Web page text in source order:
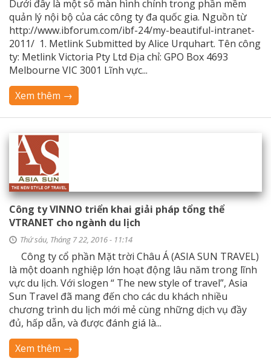
Dưới đây là một số màn hình chính trong phần mềm
quản lý nội bộ của các công ty đa quốc gia. Nguồn từ
http://www.ibforum.com/ibf-24/my-beautiful-intranet-
2011/ 1. Metlink Submitted by Alice Urquhart. Tên công
ty: Metlink Victoria Pty Ltd Địa chỉ: GPO Box 4693
Melbourne VIC 3001 Lĩnh vực...
Xem thêm →
Công ty VINNO triển khai giải pháp tổng thể
VTRANET cho ngành du lịch
Thứ sáu, Tháng 7 22, 2016 - 11:14
Công ty cổ phần Mặt trời Châu Á (ASIA SUN TRAVEL)
là một doanh nghiệp lớn hoạt động lâu năm trong lĩnh
vực du lịch. Với slogen “ The new style of travel”, Asia
Sun Travel đã mang đến cho các du khách nhiều
chương trình du lịch mới mẻ cùng những dịch vụ đầy
đủ, hấp dẫn, và được đánh giá là...
Xem thêm →